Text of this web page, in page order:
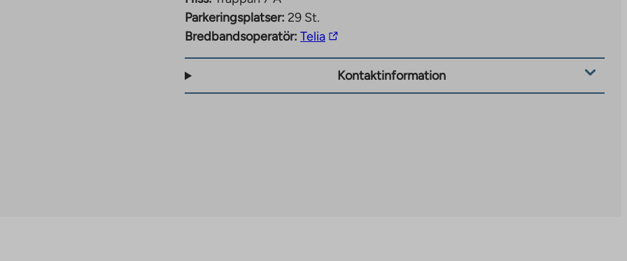
Parkeringsplatser: 29 St.
Bredbandsoperatör: TeliaThe
link
takes
you
Kontaktinformation